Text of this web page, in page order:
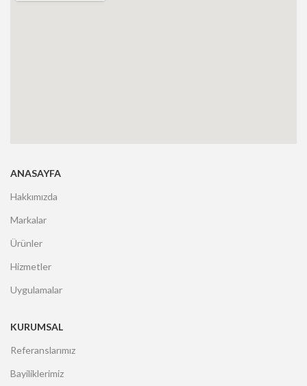
ANASAYFA
Hakkımızda
Markalar
Ürünler
Hizmetler
Uygulamalar
KURUMSAL
Referanslarımız
Bayiliklerimiz